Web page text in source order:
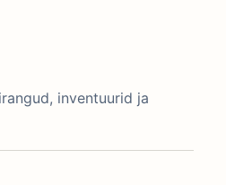
inventuurid ja